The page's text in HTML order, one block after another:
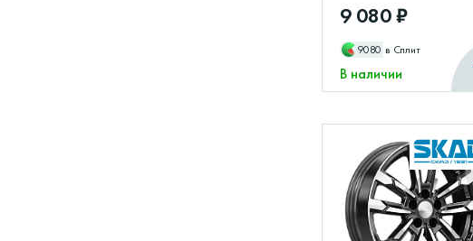
9 080 ₽
9080 в Сплит
В наличии